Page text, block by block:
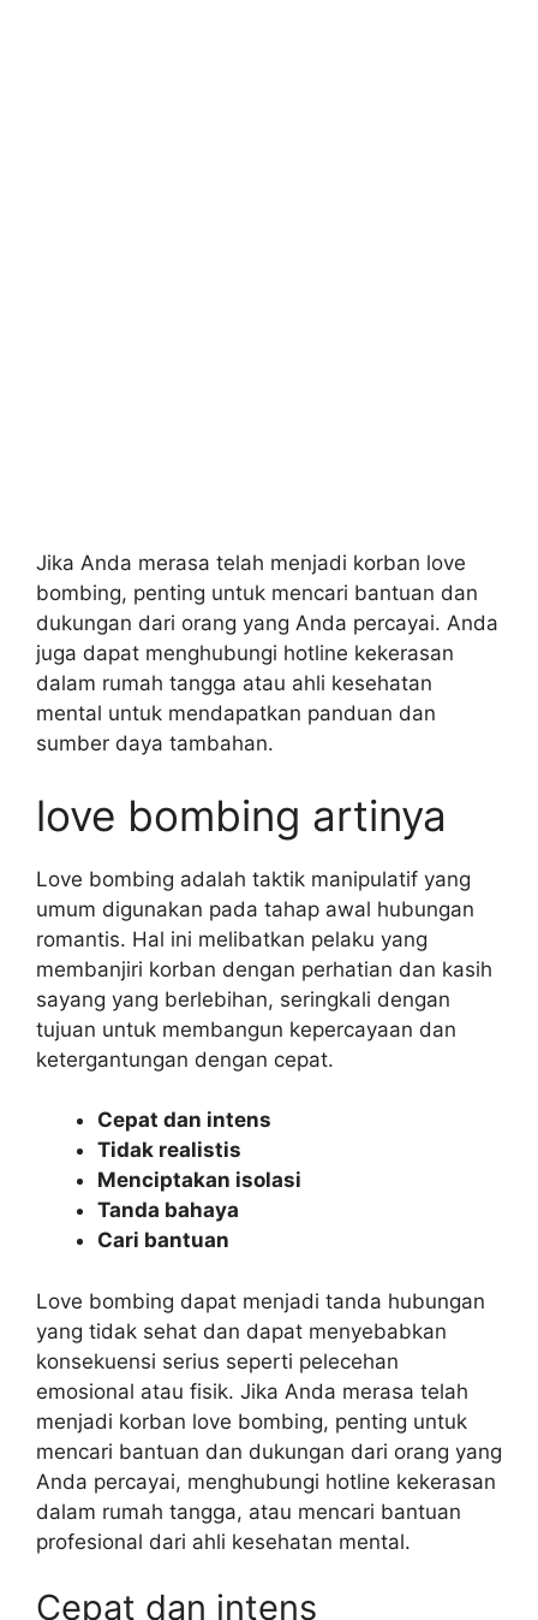
Jika Anda merasa telah menjadi korban love
bombing, penting untuk mencari bantuan dan
dukungan dari orang yang Anda percayai. Anda
juga dapat menghubungi hotline kekerasan
dalam rumah tangga atau ahli kesehatan
mental untuk mendapatkan panduan dan
sumber daya tambahan.
love bombing artinya
Love bombing adalah taktik manipulatif yang
umum digunakan pada tahap awal hubungan
romantis. Hal ini melibatkan pelaku yang
membanjiri korban dengan perhatian dan kasih
sayang yang berlebihan, seringkali dengan
tujuan untuk membangun kepercayaan dan
ketergantungan dengan cepat.
Cepat dan intens
Tidak realistis
Menciptakan isolasi
Tanda bahaya
Cari bantuan
Love bombing dapat menjadi tanda hubungan
yang tidak sehat dan dapat menyebabkan
konsekuensi serius seperti pelecehan
emosional atau fisik. Jika Anda merasa telah
menjadi korban love bombing, penting untuk
mencari bantuan dan dukungan dari orang yang
Anda percayai, menghubungi hotline kekerasan
dalam rumah tangga, atau mencari bantuan
profesional dari ahli kesehatan mental.
Cepat dan intens